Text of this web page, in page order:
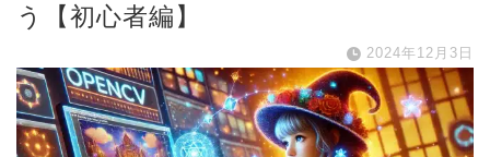
う【初心者編】
2024年12月3日